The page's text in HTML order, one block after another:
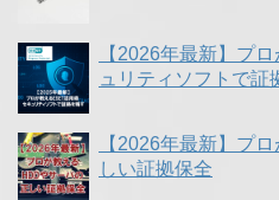
【2026年最新】プ
ュリティソフトで証
【2026年最新】プ
しい証拠保全